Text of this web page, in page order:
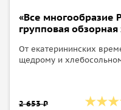
«Все многообразие
групповая обзорная
От екатерининских
щедрому и